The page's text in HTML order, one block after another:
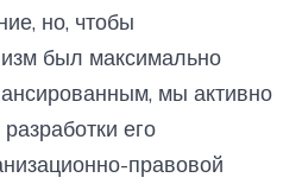
но, чтобы
был максимально
мы активно
его
правовой